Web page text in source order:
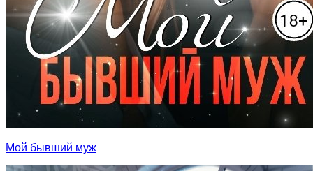
Мой бывший муж